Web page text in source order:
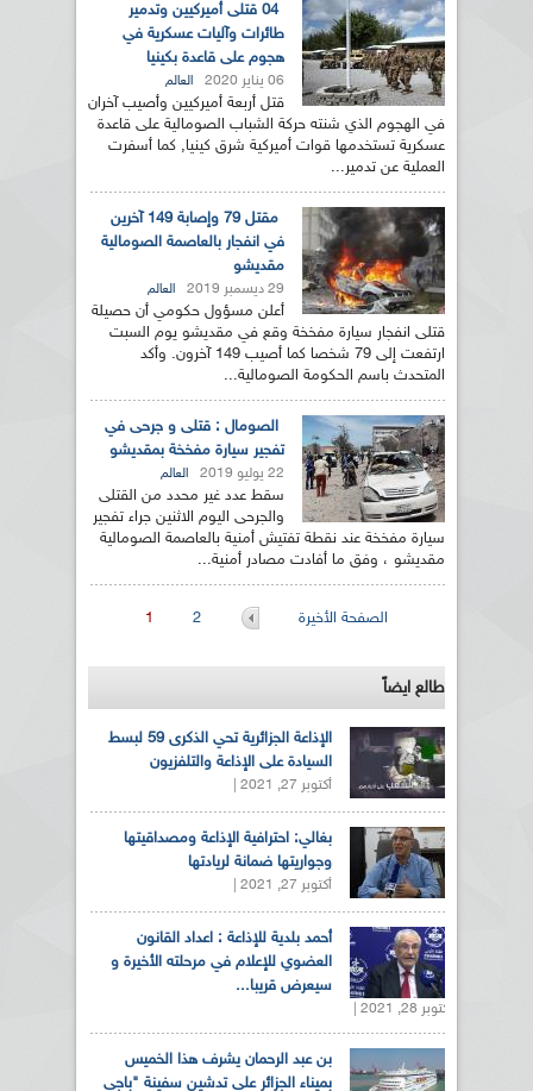
04 قتلى أميركيين وتدمير
طائرات وآليات عسكرية في
هجوم على قاعدة بكينيا
06 يناير 2020 العالم
قتل أربعة أميركيين وأصيب آخران
في الهجوم الذي شنته حركة الشباب الصومالية على قاعدة
عسكرية تستخدمها قوات أميركية شرق كينيا, كما أسفرت
العملية عن تدمير...
مقتل 79 وإصابة 149 آخرين
في انفجار بالعاصمة الصومالية
مقديشو
29 ديسمبر 2019 العالم
أعلن مسؤول حكومي أن حصيلة
قتلى انفجار سيارة مفخخة وقع في مقديشو يوم السبت
ارتفعت إلى 79 شخصا كما أصيب 149 آخرون. وأكد
المتحدث باسم الحكومة الصومالية...
الصومال : قتلى و جرحى في
تفجير سيارة مفخخة بمقديشو
22 يوليو 2019 العالم
سقط عدد غير محدد من القتلى
والجرحى اليوم الاثنين جراء تفجير
سيارة مفخخة عند نقطة تفتيش أمنية بالعاصمة الصومالية
مقديشو ، وفق ما أفادت مصادر أمنية...
الصفحات 1 2 الصفحة الأخيرة
طالع ايضاً
الإذاعة الجزائرية تحي الذكرى 59 لبسط
السيادة على الإذاعة والتلفزيون
أكتوبر 27, 2021 |
بغالي: احترافية الإذاعة ومصداقيتها
وجواريتها ضمانة لريادتها
أكتوبر 27, 2021 |
أحمد بلدية للإذاعة : اعداد القانون
العضوي للإعلام في مرحلته الأخيرة و
سيعرض قريبا...
أكتوبر 28, 2021 |
بن عبد الرحمان يشرف هذا الخميس
بميناء الجزائر على تدشين سفينة "باجي